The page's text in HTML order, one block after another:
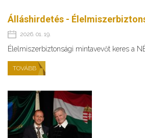
Álláshirdetés -
2026. 01. 19.
Élelmiszerbiztonsági mintavevőt keres a
TOVÁBB